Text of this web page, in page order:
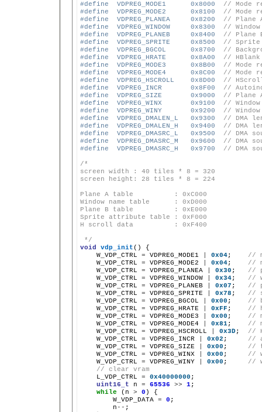
#define  VDPREG_MODE1      0x8000
// Mode
#define  VDPREG_MODE2      0x8100
// Mode
#define  VDPREG_PLANEA     0x8200
// Plane
#define  VDPREG_WINDOW     0x8300
//
#define  VDPREG_PLANEB     0x8400
// Plane
#define  VDPREG_SPRITE     0x8500
// Sprite
#define  VDPREG_BGCOL      0x8700
//
#define  VDPREG_HRATE      0x8A00
//
#define  VDPREG_MODE3      0x8B00
// Mode
#define  VDPREG_MODE4      0x8C00
// Mode
#define  VDPREG_HSCROLL    0x8D00
//
#define  VDPREG_INCR       0x8F00
//
#define  VDPREG_SIZE       0x9000
// Plane
#define  VDPREG_WINX       0x9100
//
#define  VDPREG_WINY       0x9200
//
#define  VDPREG_DMALEN_L   0x9300
// DMA
#define  VDPREG_DMALEN_H   0x9400
// DMA
#define  VDPREG_DMASRC_L   0x9500
// DMA
#define  VDPREG_DMASRC_M   0x9600
// DMA
#define  VDPREG_DMASRC_H   0x9700
// DMA
/*
screen width : 40 tiles * 8 = 320
screen height: 28 tiles * 8 = 224
Plane A table          : 0xC000
Window name table      : 0xD000
Plane B table          : 0xE000
Sprite attribute table : 0xF000
H scroll data          : 0xF400
*/
void
vdp_init()
W_VDP_CTRL
= VDPREG_MODE1 0x04;
//
W_VDP_CTRL
= VDPREG_MODE2 0x04;
//
W_VDP_CTRL
= VDPREG_PLANEA 0x30 ;
//
W_VDP_CTRL
= VDPREG_WINDOW 0x34;
//
W_VDP_CTRL
= VDPREG_PLANEB 0x07 ;
//
W_VDP_CTRL
= VDPREG_SPRITE 0x78 ;
//
W_VDP_CTRL
= VDPREG_BGCOL 0x00 ;
//
W_VDP_CTRL
= VDPREG_HRATE 0xFF ;
//
W_VDP_CTRL
= VDPREG_MODE3 0x00 ;
//
W_VDP_CTRL
= VDPREG_MODE4 0x81;
//
W_VDP_CTRL
= VDPREG_HSCROLL 0x3D;
//
W_VDP_CTRL
= VDPREG_INCR 0x02 ;
//
W_VDP_CTRL
= VDPREG_SIZE 0x00 ;
//
W_VDP_CTRL
= VDPREG_WINX 0x00 ;
//
W_VDP_CTRL
= VDPREG_WINY 0x00 ;
//
// clear vram
L_VDP_CTRL
= 0x40000000
uint16_t
n = 65536 >> 1
while
(n > 0 )
W_VDP_DATA
= 0
n--